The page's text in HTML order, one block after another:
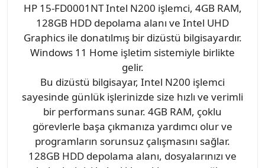
HP 15-FD0001NT Intel N200 işlemci, 4GB RAM,
128GB HDD depolama alanı ve Intel UHD
Graphics ile donatılmış bir dizüstü bilgisayardır.
Windows 11 Home işletim sistemiyle birlikte
gelir.
Bu dizüstü bilgisayar, Intel N200 işlemci
sayesinde günlük işlerinizde size hızlı ve verimli
bir performans sunar. 4GB RAM, çoklu
görevlerle başa çıkmanıza yardımcı olur ve
programların sorunsuz çalışmasını sağlar.
128GB HDD depolama alanı, dosyalarınızı ve